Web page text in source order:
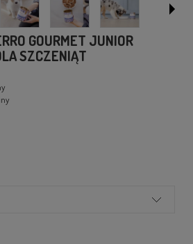
GOURMET JUNIOR
SZCZENIĄT